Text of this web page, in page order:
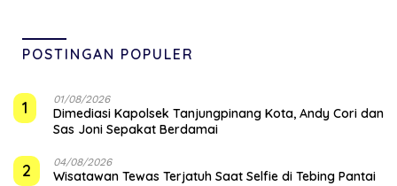
POSTINGAN POPULER
1 01/08/2026
Dimediasi Kapolsek Tanjungpinang Kota, Andy Cori dan
Sas Joni Sepakat Berdamai
2 04/08/2026
Wisatawan Tewas Terjatuh Saat Selfie di Tebing Pantai